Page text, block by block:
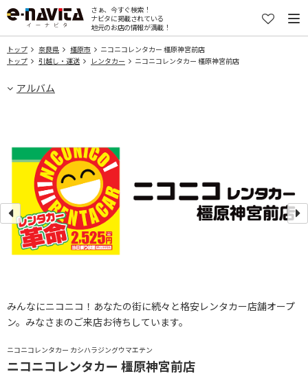
さぁ、今すぐ検索！
ナビタに掲載されている
地元のお店の情報が満載！
トップ 奈良県 橿原市
ニコニコレンタカー 橿原神宮前店
トップ
引越し・運送 レンタカー ニコニコレンタカー 橿原神宮前店
アルバム
ニコニコレンタカー カシハラジングウマエテン
ニコニコレンタカー 橿原神宮前店
みんなにニコニコ！あなたの街に続々と格安レンタカー店舗オープ
ン。みなさまのご来店お待ちしています。